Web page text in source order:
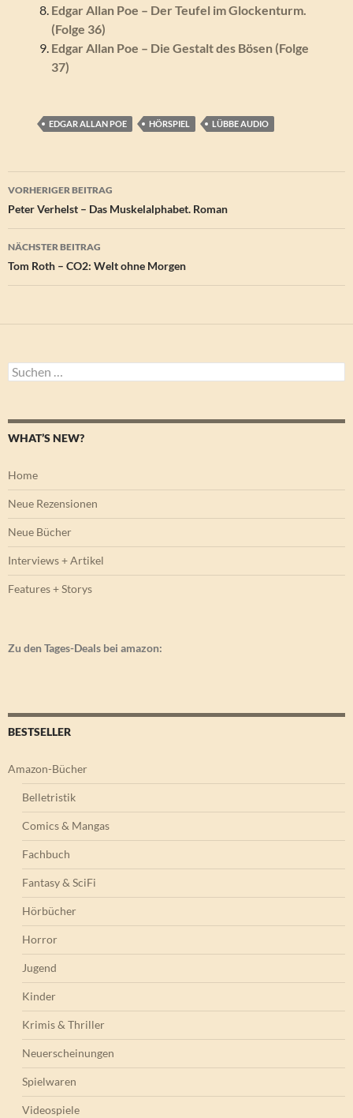
Edgar Allan Poe – Der Teufel im Glockenturm.
(Folge 36)
Edgar Allan Poe – Die Gestalt des Bösen (Folge
37)
EDGAR ALLAN POE HÖRSPIEL LÜBBE AUDIO
Beitragsnavigation
VORHERIGER BEITRAG
Peter Verhelst – Das Muskelalphabet. Roman
NÄCHSTER BEITRAG
Tom Roth – CO2: Welt ohne Morgen
Suchen
nach:
WHAT’S NEW?
Home
Neue Rezensionen
Neue Bücher
Interviews + Artikel
Features + Storys
Zu den Tages-Deals bei amazon:
BESTSELLER
Amazon-Bücher
Belletristik
Comics & Mangas
Fachbuch
Fantasy & SciFi
Hörbücher
Horror
Jugend
Kinder
Krimis & Thriller
Neuerscheinungen
Spielwaren
Videospiele